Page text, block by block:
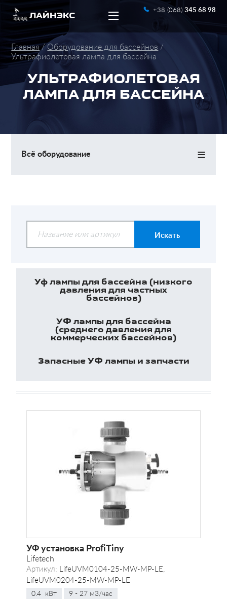
+38 (068) 345 68 98
ЛАЙНЭКС
RU
Главная
Оборудование для бассейнов
Ультрафиолетовая лампа для бассейна
УЛЬТРАФИОЛЕТОВАЯ
ЛАМПА ДЛЯ БАССЕЙНА
Всё оборудование ≡
Уф лампы для бассейна (низкого
давления для частных
бассейнов)
УФ лампы для бассейна
(среднего давления для
коммерческих бассейнов)
Запасные УФ лампы и запчасти
УФ установка ProfiTiny
Lifetech
Артикул: LifeUVM0104-25-MW-MP-LE,
LifeUVM0204-25-MW-MP-LE
0.4 кВт 9 - 27 м3/час